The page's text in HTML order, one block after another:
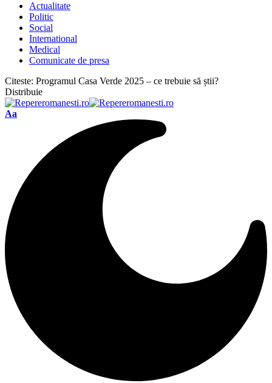
Actualitate
Politic
Social
International
Medical
Comunicate de presa
Citeste: Programul Casa Verde 2025 – ce trebuie să știi?
Distribuie
Font
Aa